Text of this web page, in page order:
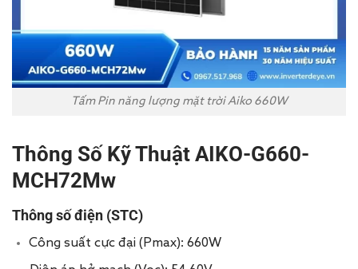
Tấm Pin năng lượng mặt trời Aiko 660W
Thông Số Kỹ Thuật AIKO-G660-
MCH72Mw
Thông số điện (STC)
Công suất cực đại (Pmax): 660W